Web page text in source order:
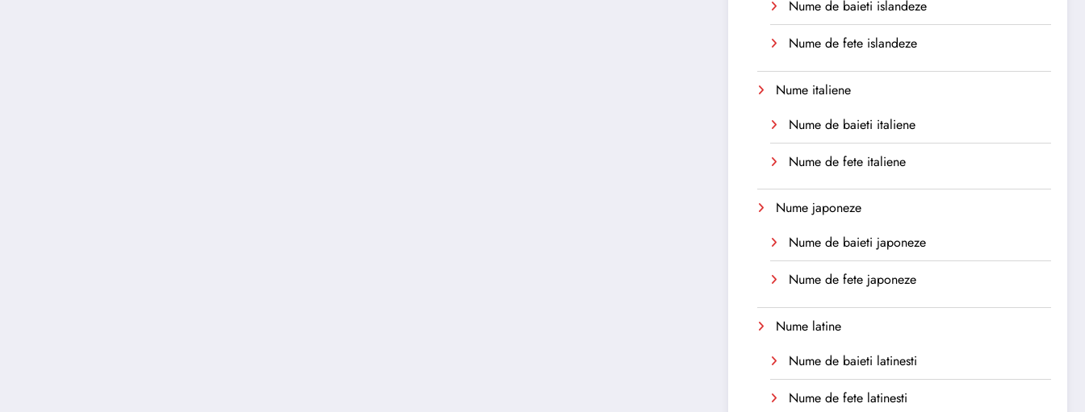
Nume de baieti islandeze
Nume de fete islandeze
Nume italiene
Nume de baieti italiene
Nume de fete italiene
Nume japoneze
Nume de baieti japoneze
Nume de fete japoneze
Nume latine
Nume de baieti latinesti
Nume de fete latinesti